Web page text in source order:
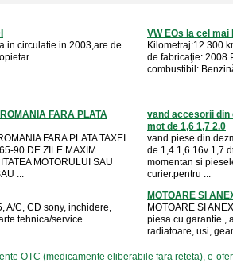
in circulatie in 2003,are de
VW EOs la cel
Kilometraj:12.300
de fabricaţie: 2008
combustibil:
FARA PLATA
FARA PLATA TAXEI
90 DE ZILE MAXIM
MOTORULUI SAU
...
vand accesorii din
mot de 1,6 1,7 2.0
vand piese din
de 1,4 1,6 16v 1,7
momentan si
curier.pentru ...
A/C, CD sony, inchidere,
tehnica/service
MOTOARE SI
MOTOARE SI
piesa cu garantie ,
radiatoare, usi,
OTC (medicamente eliberabile fara reteta), e-